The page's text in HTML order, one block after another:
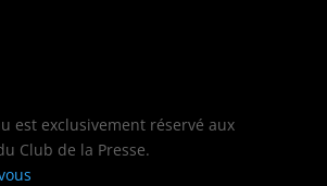
est exclu­sive­ment réservé aux
Club de la Presse.